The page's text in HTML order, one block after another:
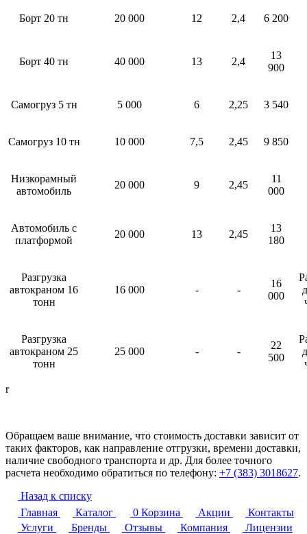
Борт 20 тн 20 000 12 2,4 6 200
Борт 40 тн 40 000 13 2,4
13
900
Самогруз 5 тн 5 000 6 2,25 3 540
Самогруз 10 тн 10 000 7,5 2,45 9 850
Низкорамный
автомобиль
20 000 9 2,45
11
000
Автомобиль с
платформой
20 000 13 2,45
13
180
Разгрузка
автокраном 16
тонн
16 000 - -
16
000
Разгрузка
автокраном 25
тонн
25 000 - -
22
500
r
Обращаем ваше внимание, что стоимость доставки зависит от
таких факторов, как направление отгрузки, времени доставки,
наличие свободного транспорта и др. Для более точного
расчета необходимо обратиться по телефону: +7 (383) 3018627.
Назад к списку
Главная
Каталог 0 Корзина Акции
Контакты
Услуги
Бренды Отзывы Компания
Лицензии